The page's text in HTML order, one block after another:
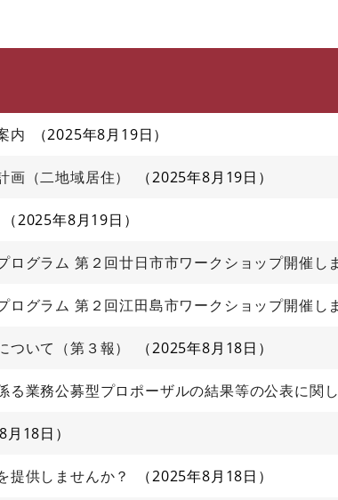
内 2025年8月19日
（二地域居住） 2025年8月19日
2025年8月19日
グラム 第２回廿日市市ワークショップ開催し
グラム 第２回江田島市ワークショップ開催し
いて（第３報） 2025年8月18日
る業務公募型プロポーザルの結果等の公表に関
月18日
提供しませんか？ 2025年8月18日